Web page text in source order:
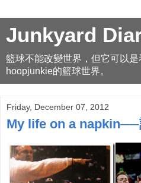
Junkyard
籃球不能改變世界，但它可以
hoopjunkie的籃球世界。
Friday, December 07, 2012
My life on a